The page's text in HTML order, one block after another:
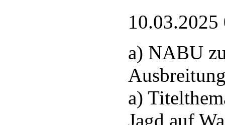
10.03.2025
a) NABU
a)
Jagd auf